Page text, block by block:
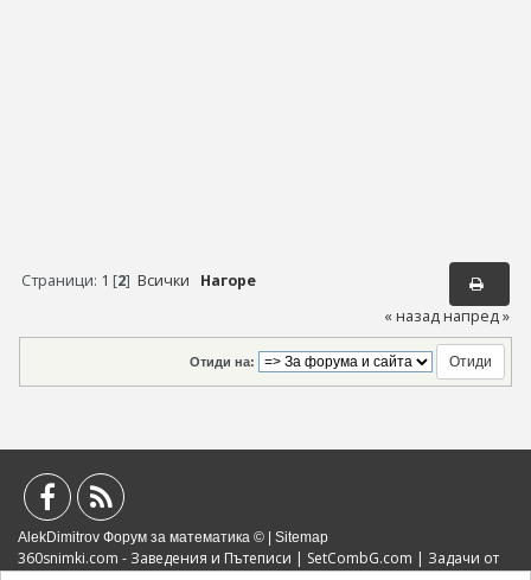
Страници: 1 [2] Всички
Нагоре
« назад напред »
Отиди на:
AlekDimitrov Форум за математика © | Sitemap
360snimki.com - Заведения и Пътеписи | SetCombG.com | Задачи от